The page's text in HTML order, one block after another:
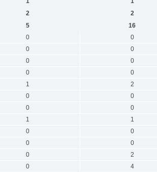
2 2
5 16
0 0
0 0
0 0
0 0
1 2
0 0
0 0
1 1
0 0
0 0
0 2
0 4